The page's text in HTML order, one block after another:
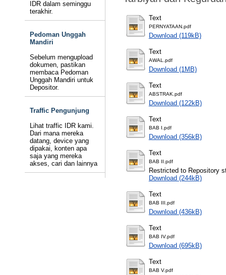
IDR dalam seminggu
terakhir.
Pedoman Unggah
Mandiri
Sebelum mengupload
dokumen, pastikan
membaca Pedoman
Unggah Mandiri untuk
Depositor.
Traffic Pengunjung
Lihat traffic IDR kami.
Dari mana mereka
datang, device yang
dipakai, konten apa
saja yang mereka
akses, cari dan lainnya
Text
PERNYATAAN.pdf
Download (119kB)
Text
AWAL.pdf
Download (1MB)
Text
ABSTRAK.pdf
Download (122kB)
Text
BAB I.pdf
Download (356kB)
Text
BAB II.pdf
Restricted to Repository
Download (244kB)
Text
BAB III.pdf
Download (436kB)
Text
BAB IV.pdf
Download (695kB)
Text
BAB V.pdf